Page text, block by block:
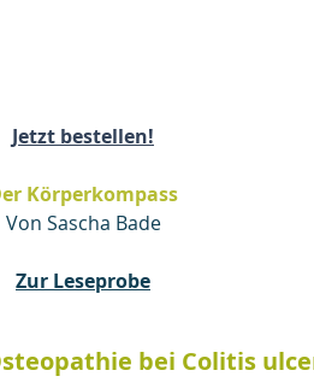
Jetzt bestellen!
Körperkompass
Von Sascha Bade
Zur Leseprobe
bei Colitis